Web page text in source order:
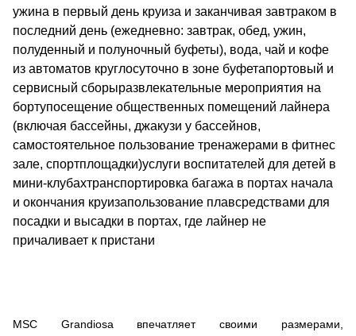
MSC Grandiosa впечатляет своими размерами,
ужина в первый день круиза и заканчивая завтраком в
последний день (ежедневно: завтрак, обед, ужин,
полуденный и полуночный буфеты), вода, чай и кофе
из автоматов круглосуточно в зоне буфетапортовый и
сервисный сборыразвлекательные мероприятия на
бортупосещение общественных помещений лайнера
(включая бассейны, джакузи у бассейнов,
самостоятельное пользование тренажерами в фитнес
зале, спортплощадки)услуги воспитателей для детей в
мини-клубахтранспортировка багажа в портах начала
и окончания круизапользование плавсредствами для
посадки и высадки в портах, где лайнер не
причаливает к пристани